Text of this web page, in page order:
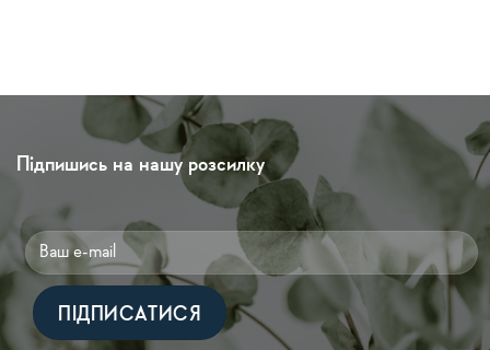
Підпишись на нашу розсилку